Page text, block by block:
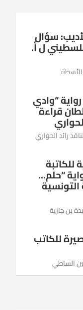
سؤال
ل أ.
“وادي
قراءة
رائد الحواري
للكاتبة
“حلم…
بن جازية
للكاتب
الساطي